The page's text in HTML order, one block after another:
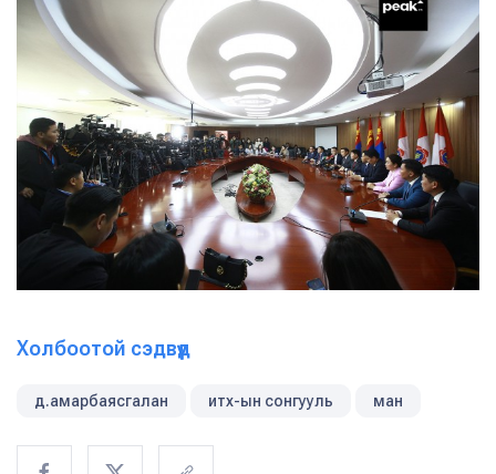
Холбоотой сэдвүүд
д.амарбаясгалан итх-ын сонгууль ман